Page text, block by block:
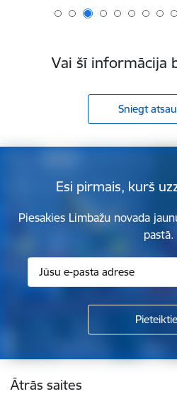
Vai šī informācija
Sniegt
Esi pirmais, kurš
Piesakies Limbažu novada
pastā.
Kājene
Ātrās saites